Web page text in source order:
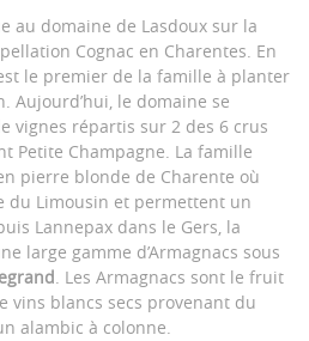
au domaine de Lasdoux sur la
Cognac en Charentes. En
le premier de la famille à planter
Aujourd’hui, le domaine se
vignes répartis sur 2 des 6 crus
Petite Champagne. La famille
pierre blonde de Charente où
du Limousin et permettent un
Lannepax dans le Gers, la
large gamme d’Armagnacs sous
. Les Armagnacs sont le fruit
vins blancs secs provenant du
alambic à colonne.